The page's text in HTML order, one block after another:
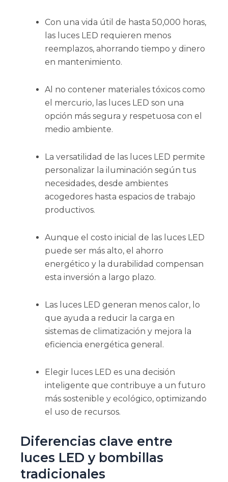
Con una vida útil de hasta 50,000 horas,
las luces LED requieren menos
reemplazos, ahorrando tiempo y dinero
en mantenimiento.
Al no contener materiales tóxicos como
el mercurio, las luces LED son una
opción más segura y respetuosa con el
medio ambiente.
La versatilidad de las luces LED permite
personalizar la iluminación según tus
necesidades, desde ambientes
acogedores hasta espacios de trabajo
productivos.
Aunque el costo inicial de las luces LED
puede ser más alto, el ahorro
energético y la durabilidad compensan
esta inversión a largo plazo.
Las luces LED generan menos calor, lo
que ayuda a reducir la carga en
sistemas de climatización y mejora la
eficiencia energética general.
Elegir luces LED es una decisión
inteligente que contribuye a un futuro
más sostenible y ecológico, optimizando
el uso de recursos.
Diferencias clave entre
luces LED y bombillas
tradicionales